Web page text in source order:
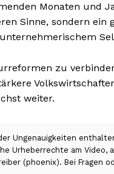
Monaten und
Sinne, sondern ein
zu
weiter.
Ungenauigkeiten
Urheberrechte am Video,
(phoenix). Bei Fragen